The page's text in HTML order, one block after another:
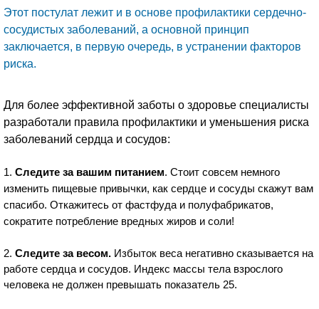
Этот постулат лежит и в основе профилактики сердечно-
сосудистых заболеваний, а основной принцип
заключается, в первую очередь, в устранении факторов
риска.
Для более эффективной заботы о здоровье специалисты
разработали правила профилактики и уменьшения риска
заболеваний сердца и сосудов:
1.Следите за вашим питанием. Стоит совсем немного
изменить пищевые привычки, как сердце и сосуды скажут вам
спасибо. Откажитесь от фастфуда и полуфабрикатов,
сократите потребление вредных жиров и соли!
2.Следите за весом. Избыток веса негативно сказывается на
работе сердца и сосудов. Индекс массы тела взрослого
человека не должен превышать показатель 25.